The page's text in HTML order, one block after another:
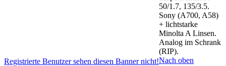
Registrierte Benutzer sehen diesen Banner nicht!
50/1.7, 135/3.5.
Sony (A700, A58)
+ lichtstarke
Minolta A Linsen.
Analog im Schrank
(RIP).
Nach oben